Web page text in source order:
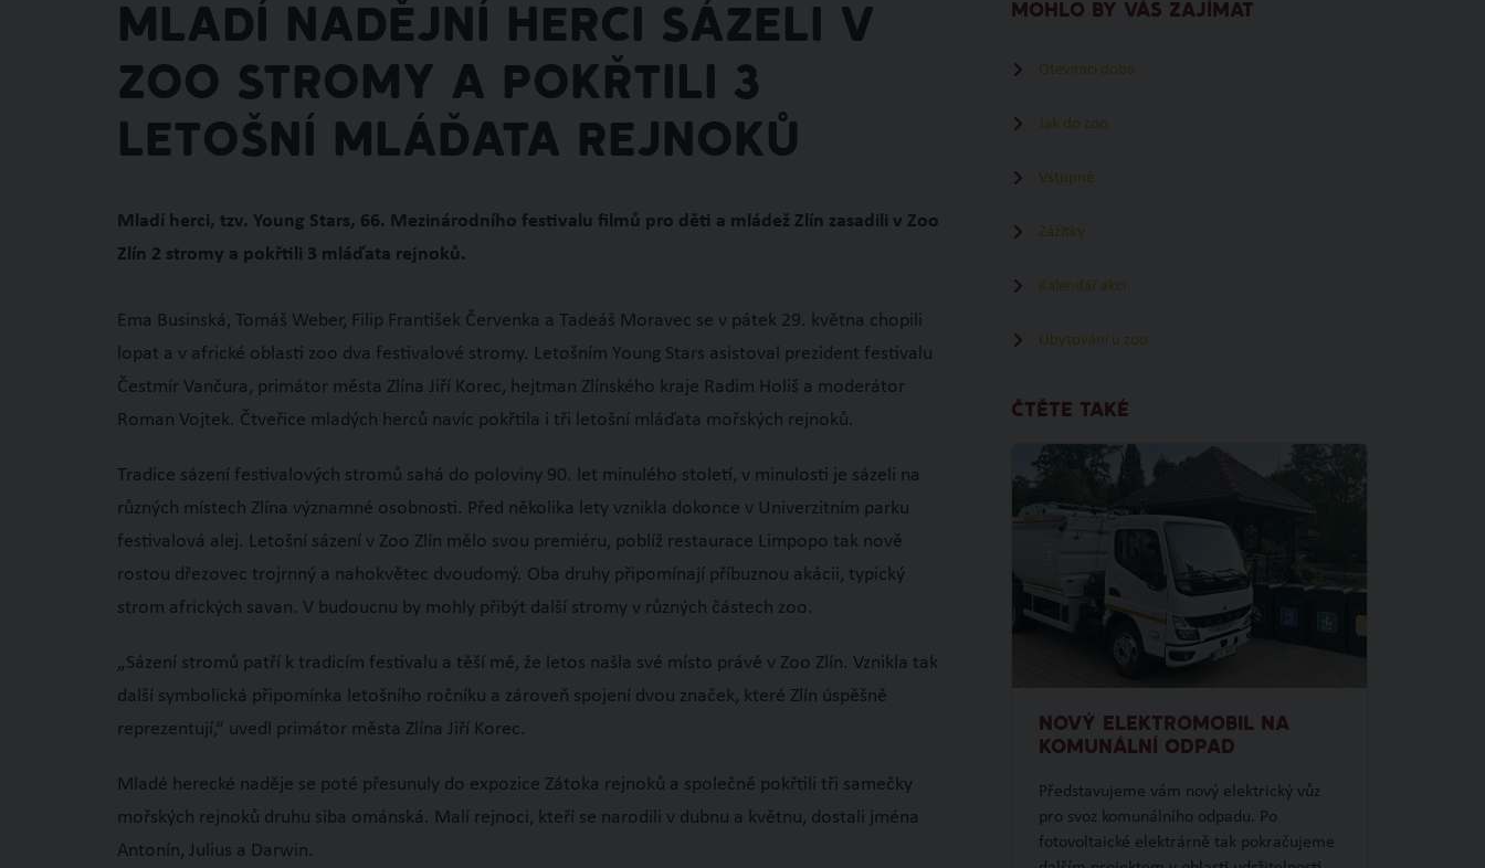
Mladí nadějní herci sázeli v
zoo stromy a pokřtili 3
letošní mláďata rejnoků
Mladí herci, tzv. Young Stars, 66. Mezinárodního festivalu filmů pro děti a mládež Zlín zasadili v Zoo
Zlín 2 stromy a pokřtili 3 mláďata rejnoků.
Ema Businská, Tomáš Weber, Filip František Červenka a Tadeáš Moravec se v pátek 29. května chopili
lopat a v africké oblasti zoo dva festivalové stromy. Letošním Young Stars asistoval prezident festivalu
Čestmír Vančura, primátor města Zlína Jiří Korec, hejtman Zlínského kraje Radim Holiš a moderátor
Roman Vojtek. Čtveřice mladých herců navíc pokřtila i tři letošní mláďata mořských rejnoků.
Tradice sázení festivalových stromů sahá do poloviny 90. let minulého století, v minulosti je sázeli na
různých místech Zlína významné osobnosti. Před několika lety vznikla dokonce v Univerzitním parku
festivalová alej. Letošní sázení v Zoo Zlín mělo svou premiéru, poblíž restaurace Limpopo tak nově
rostou dřezovec trojrnný a nahokvětec dvoudomý. Oba druhy připomínají příbuznou akácii, typický
strom afrických savan. V budoucnu by mohly přibýt další stromy v různých částech zoo.
„Sázení stromů patří k tradicím festivalu a těší mě, že letos našla své místo právě v Zoo Zlín. Vznikla tak
další symbolická připomínka letošního ročníku a zároveň spojení dvou značek, které Zlín úspěšně
reprezentují,“ uvedl primátor města Zlína Jiří Korec.
Mladé herecké naděje se poté přesunuly do expozice Zátoka rejnoků a společně pokřtili tři samečky
mořských rejnoků druhu siba ománská. Malí rejnoci, kteří se narodili v dubnu a květnu, dostali jména
Antonín, Julius a Darwin.
MOHLO BY VÁS ZAJÍMAT
Otevírací doba
Jak do zoo
Vstupné
Zážitky
Kalendář akcí
Ubytování u zoo
ČTĚTE TAKÉ
NOVÝ ELEKTROMOBIL NA
KOMUNÁLNÍ ODPAD
Představujeme vám nový elektrický vůz
pro svoz komunálního odpadu. Po
fotovoltaické elektrárně tak pokračujeme